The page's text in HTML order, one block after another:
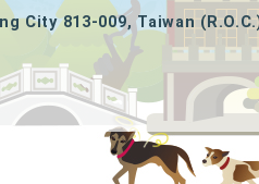
City 813-009, Taiwan